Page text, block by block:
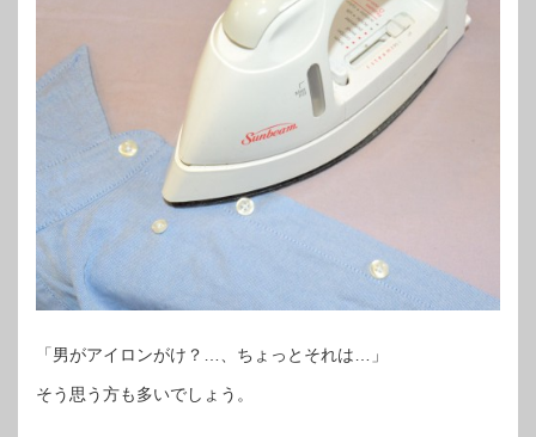
「男がアイロンがけ？…、ちょっとそれは…」
そう思う方も多いでしょう。